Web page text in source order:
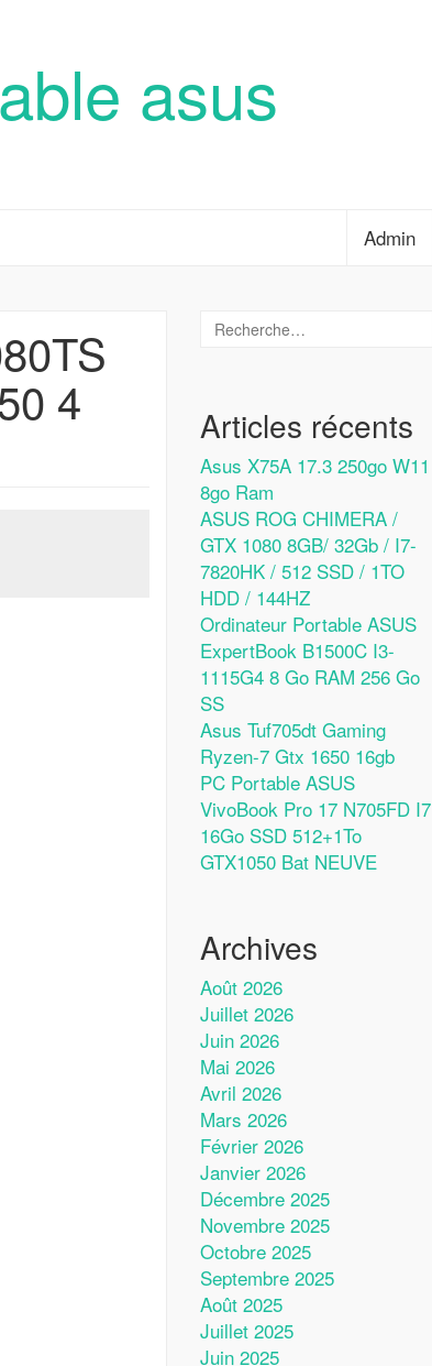
asus
Admin
4 Articles récents
Asus X75A 17.3 250go W11
8go Ram
ASUS ROG CHIMERA /
GTX 1080 8GB/ 32Gb / I7-
7820HK / 512 SSD / 1TO
HDD / 144HZ
Ordinateur Portable ASUS
ExpertBook B1500C I3-
1115G4 8 Go RAM 256 Go
SS
Asus Tuf705dt Gaming
Ryzen-7 Gtx 1650 16gb
PC Portable ASUS
VivoBook Pro 17 N705FD I7
16Go SSD 512+1To
GTX1050 Bat NEUVE
Archives
Août 2026
Juillet 2026
Juin 2026
Mai 2026
Avril 2026
Mars 2026
Février 2026
Janvier 2026
Décembre 2025
Novembre 2025
Octobre 2025
Septembre 2025
Août 2025
Juillet 2025
Juin 2025